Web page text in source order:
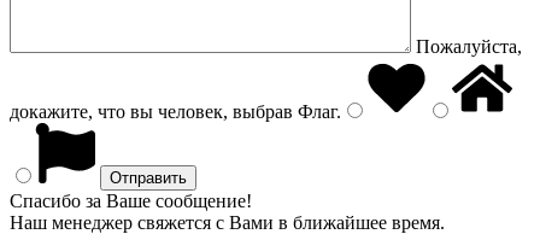
Пожалуйста,
докажите, что вы человек, выбрав Флаг.
Спасибо за Ваше сообщение!
Наш менеджер свяжется с Вами в ближайшее время.